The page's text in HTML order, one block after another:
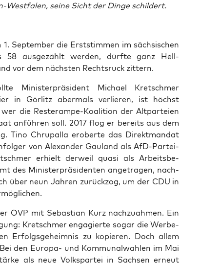
West­fa­len, sei­ne Sicht der Din­ge schildert.
1. Sep­tem­ber die Erst­stim­men im säch­si­schen
58 aus­ge­zählt wer­den, dürf­te ganz Hell­
vor dem nächs­ten Rechts­ruck zittern.
Minis­ter­prä­si­dent Micha­el Kret­schmer
in Gör­litz aber­mals ver­lie­ren, ist höchst
die Res­te­ram­pe-Koali­ti­on der Alt­par­tei­en
anfüh­ren soll. 2017 flog er bereits aus dem
Tino Chrup­al­la erober­te das Direkt­man­dat
von Alex­an­der Gau­land als AfD-Par­tei­
erhielt der­weil qua­si als Arbeits­be­
des Minis­ter­prä­si­den­ten ange­tra­gen, nach­
über neun Jah­ren zurück­zog, um der CDU in
ÖVP mit Sebas­ti­an Kurz nach­zu­ah­men. Ein
Kret­schmer enga­gier­te sogar die Wer­be­
Erfolgs­ge­heim­nis zu kopie­ren. Doch allem
den Euro­pa- und Kom­mu­nal­wah­len im Mai
als neue Volks­par­tei in Sach­sen erneut